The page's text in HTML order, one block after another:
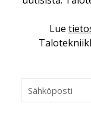
Lue